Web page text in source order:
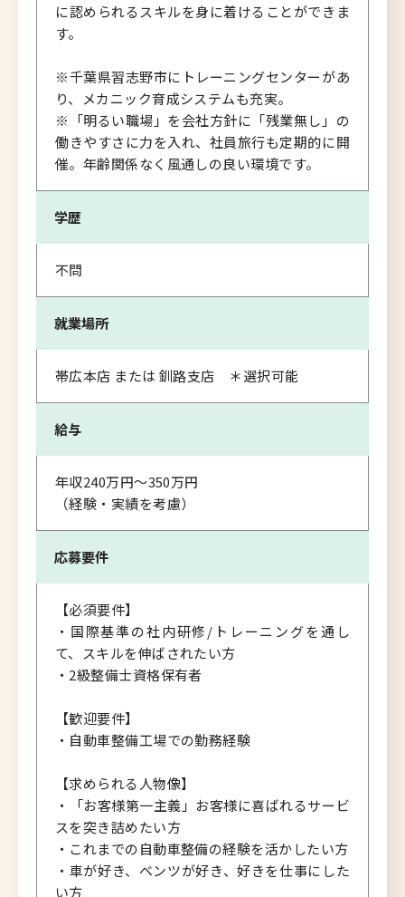
に認められるスキルを身に着けることができま
す。
※千葉県習志野市にトレーニングセンターがあ
り、メカニック育成システムも充実。
※「明るい職場」を会社方針に「残業無し」の
働きやすさに力を入れ、社員旅行も定期的に開
催。年齢関係なく風通しの良い環境です。
学歴
不問
就業場所
帯広本店 または 釧路支店 ＊選択可能
給与
年収240万円～350万円
（経験・実績を考慮）
応募要件
【必須要件】
・国際基準の社内研修/トレーニングを通し
て、スキルを伸ばされたい方
・2級整備士資格保有者
【歓迎要件】
・自動車整備工場での勤務経験
【求められる人物像】
・「お客様第一主義」お客様に喜ばれるサービ
スを突き詰めたい方
・これまでの自動車整備の経験を活かしたい方
・車が好き、ベンツが好き、好きを仕事にした
い方